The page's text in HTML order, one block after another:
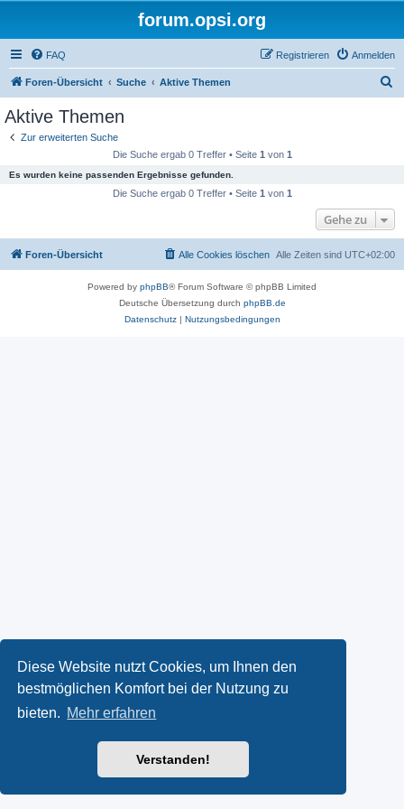
Diese Website nutzt Cookies, um Ihnen den
bestmöglichen Komfort bei der Nutzung zu
bieten. Mehr erfahren
Verstanden!
forum.opsi.org
FAQ Anmelden
Registrieren
Foren-Übersicht Suche Aktive Themen
Aktive Themen
Zur erweiterten Suche
Die Suche ergab 0 Treffer • Seite 1 von 1
Es wurden keine passenden Ergebnisse gefunden.
Die Suche ergab 0 Treffer • Seite 1 von 1
Gehe zu
Foren-Übersicht Alle Zeiten sind UTC+02:00
Alle Cookies löschen
Powered by phpBB® Forum Software © phpBB Limited
Deutsche Übersetzung durch phpBB.de
Datenschutz| Nutzungsbedingungen